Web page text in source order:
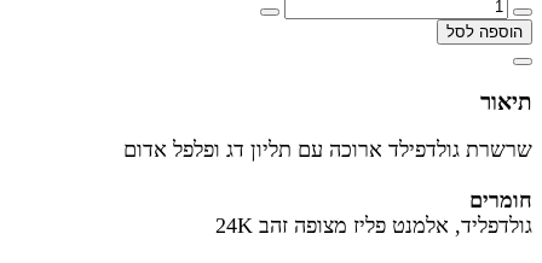
הוספה לסל
תיאור
שרשרת גולדפילד ארוכה עם תליון דג ופלפל אדום
חומרים
גולדפליד, אלמנט פליז מצופה זהב 24K